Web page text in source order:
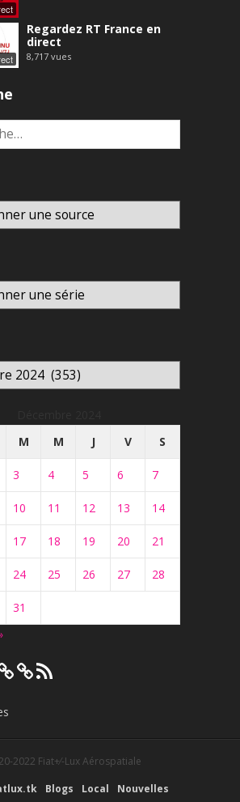
Regardez RT France en
direct
8,717 vues
M M J V S
3 4 5 6 7
10 11 12 13 14
17 18 19 20 21
24 25 26 27 28
31
Flux
RSS
2022 Fiat+⁄-Lux Aérospatiale
Blogs Local
Nouvelles